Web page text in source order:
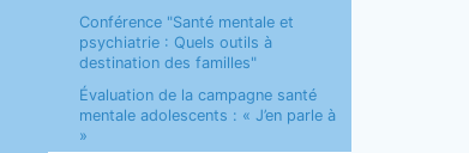
Conférence "Santé mentale et
psychiatrie : Quels outils à
destination des familles"
Évaluation de la campagne santé
mentale adolescents : « J’en parle à
»